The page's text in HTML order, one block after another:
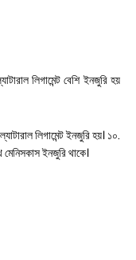
লিগামেন্ট বেশি ইনজুরি হয়
লিগামেন্ট ইনজুরি হয়। ১০.
ইনজুরি থাকে।